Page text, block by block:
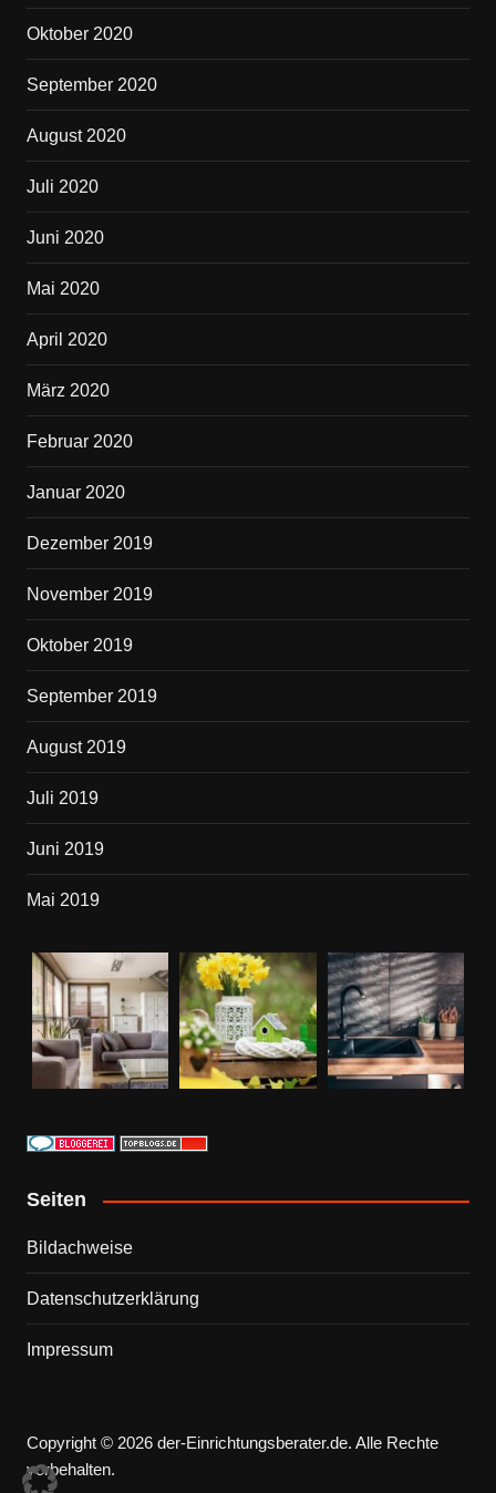
Oktober 2020
September 2020
August 2020
Juli 2020
Juni 2020
Mai 2020
April 2020
März 2020
Februar 2020
Januar 2020
Dezember 2019
November 2019
Oktober 2019
September 2019
August 2019
Juli 2019
Juni 2019
Mai 2019
Seiten
Bildachweise
Datenschutzerklärung
Impressum
Copyright © 2026 der-Einrichtungsberater.de. Alle Rechte
vorbehalten.